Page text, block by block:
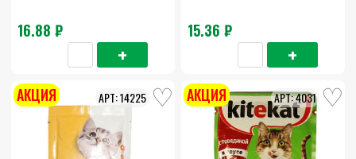
16.88 ₽ 15.36 ₽
14225
АКЦИЯ 4031
АКЦИЯ